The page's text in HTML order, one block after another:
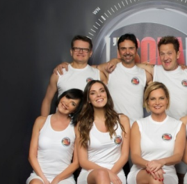
CRONACA NOVARESE CRONACA VCO